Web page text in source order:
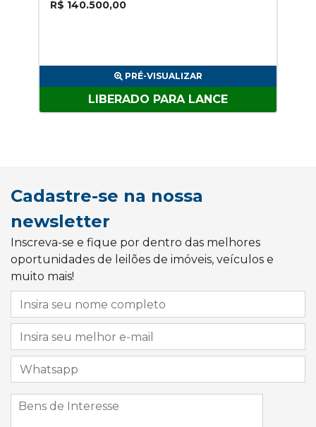
R$ 140.500,00
PRÉ-VISUALIZAR
LIBERADO PARA LANCE
Cadastre-se na nossa
newsletter
Inscreva-se e fique por dentro das melhores
oportunidades de leilões de imóveis, veículos e
muito mais!